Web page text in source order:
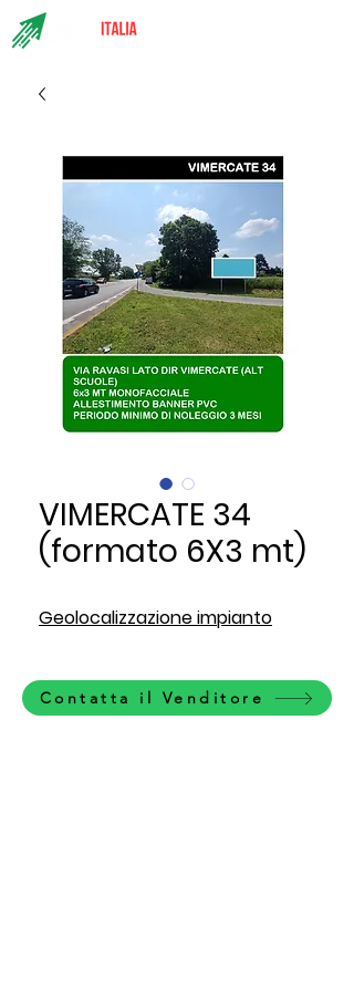
VIMERCATE 34
(formato 6X3 mt)
Geolocalizzazione impianto
Contatta il Venditore